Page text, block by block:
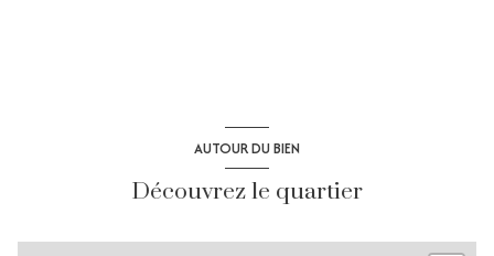
AUTOUR DU BIEN
Découvrez le quartier